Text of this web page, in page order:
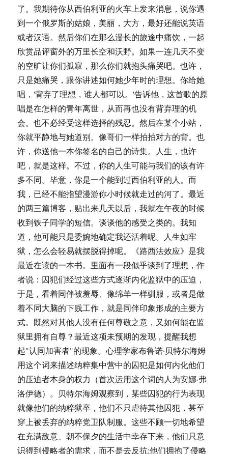
了。我期待你从西伯利亚的火车上发来消息，说你遇
到一个俄罗斯的姑娘，美丽，大方，最好还能说英语
或者汉语。然后你们在那么漫长的旅途中痛饮，一起
欣赏品评窗外的万里长空和沃野。如果一连几天不变
的空旷让你们孤寂，那么你们就抱头痛哭吧。也许，
只是她痛哭，跟你讲述如何她少年时的理想。你给她
唱，'背弃了理想，谁人都可以。'告诉他，这首歌的原
唱是在怎样的青年离世，从而再也没有背弃理的机
会。也不必经受这样选择的残忍。然后在某个小站，
你就平静地与她道别。像哥们一样拍拍对方的背。也
许，你送他一本你签名的自己的诗集。人生，也许
吧，就是这样。不过，你的人生可能与我们的该有许
多不同。毕意，你是一个能到过西伯利亚的人。而
我，已经不能指望漫游你小时候就走过的河了。最近
的两三篇博客，贴出来几天以后，我就在午夜的时候
收到铁子同学的短信。谈谈他的感受之类的。我知
道，他可能只是委婉地确定我还活着呢。人生如牢
狱，怎么会轻易就摆脱得掉呢。《路西法效应》是我
最近在读的一本书。里面有一段似乎谈到了理想，作
者说：囚犯们经过这些方式逐渐内化监狱中的压迫，
于是，看着同伴被羞辱、像绵羊一样驯服，或者是做
着不同大脑的下贱工作，就是同伴印象形成的主要方
式。既然对其他人没有任何尊敬之意，又如何能在监
狱里拥有自尊？最近这项未预期的发现，提醒我想
起"认同加害者"的现象。心理学家布鲁诺·贝特尔海姆
用这个词来描述纳粹集中营中的囚犯是如何内化他们
的压迫者本身的权力（首次运用这个词的人为安娜·弗
洛伊德）。贝特尔海姆观察到，某些囚犯的行为表现
就像他们的纳粹狱卒，他们不只虐待其他囚犯，甚至
穿上被丢弃的纳粹党卫队制服。这些不顾一切地希望
在充满敌意、朝不保夕的生活中幸存下来，他们只意
识得到侵略者的需求，而不是去反抗;他们拥抱了侵略